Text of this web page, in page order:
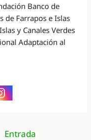
Banco de
de Farrapos e Islas
y Canales Verdes
Adaptación al
Entrada